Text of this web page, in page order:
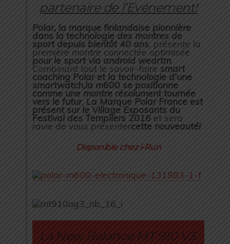
partenaire de l’Evénement!
Polar, la marque finlandaise pionnière
dans la technologie des montres de
sport depuis bientôt 40 ans, présente la
première montre connectée optimisée
pour le sport via android weartm.
Combinant tout le savoir-faire smart
coaching Polar et la technologie d’une
smartwatch,la m600 se positionne
comme une montre résolument tournée
vers le futur. La Marque Polar France est
présent sur le Village Exposants du
Festival des Templiers 2016 et sera
ravie de vous présentercette nouveauté!
Disponible chez i-Run
La New Balance MT 910 V3: